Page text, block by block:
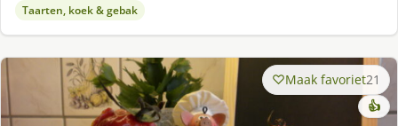
Taarten, koek & gebak
Maak favoriet21
👍